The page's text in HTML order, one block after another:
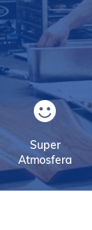
Super
Atmosfera